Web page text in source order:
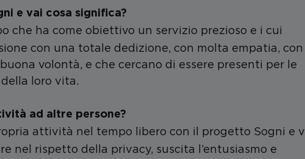
e vai cosa significa?
che ha come obiettivo un servizio prezioso e i cui
con una totale dedizione, con molta empatia, con
volontà, e che cercano di essere presenti per le
loro vita.
ad altre persone?
attività nel tempo libero con il progetto Sogni e
nel rispetto della privacy, suscita l’entusiasmo e